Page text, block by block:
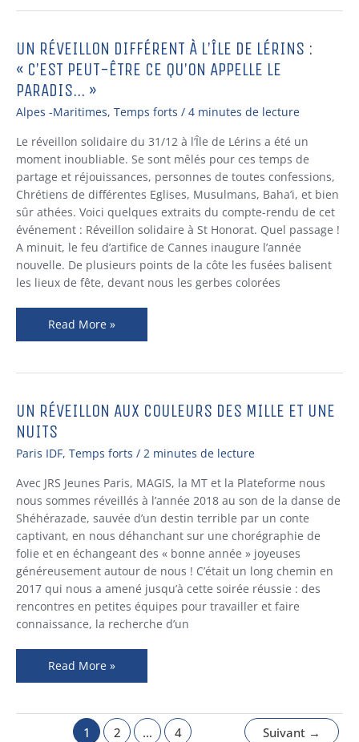
UN RÉVEILLON DIFFÉRENT À L’ÎLE DE LÉRINS :
« C’EST PEUT-ÊTRE CE QU’ON APPELLE LE
PARADIS… »
Alpes -Maritimes, Temps forts / 4 minutes de lecture
Le réveillon solidaire du 31/12 à l’Île de Lérins a été un
moment inoubliable. Se sont mêlés pour ces temps de
partage et réjouissances, personnes de toutes confessions,
Chrétiens de différentes Eglises, Musulmans, Baha’i, et bien
sûr athées. Voici quelques extraits du compte-rendu de cet
événement : Réveillon solidaire à St Honorat. Quel passage !
A minuit, le feu d’artifice de Cannes inaugure l’année
nouvelle. De plusieurs points de la côte les fusées balisent
les lieux de fête, devant nous les gerbes colorées
Un
réveillon
différent
à
l’Île
de
Lérins
« C’est
peut-
ce
qu’on
appelle
paradis… »
Read More »
UN RÉVEILLON AUX COULEURS DES MILLE ET UNE
NUITS
Paris IDF, Temps forts / 2 minutes de lecture
Avec JRS Jeunes Paris, MAGIS, la MT et la Plateforme nous
nous sommes réveillés à l’année 2018 au son de la danse de
Shéhérazade, sauvée d’un destin terrible par un conte
captivant, en nous déhanchant sur une chorégraphie de
folie et en échangeant des « bonne année » joyeuses
généreusement autour de nous ! C’était un long chemin en
2017 qui nous a amené jusqu’à cette soirée réussie : des
rencontres en petites équipes pour travailler et faire
connaissance, la recherche d’un
Un
Réveillon
couleurs
des
mille
et
une
nuits
Read More »
1 2 … 4 Suivant →